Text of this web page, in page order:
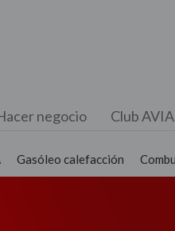
negocio Club AVIA
Gasóleo calefacción